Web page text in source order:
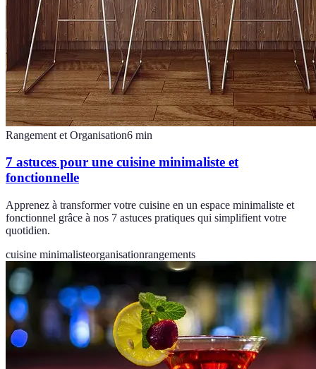
Rangement et Organisation6 min
7 astuces pour une cuisine minimaliste et
fonctionnelle
Apprenez à transformer votre cuisine en un espace minimaliste et
fonctionnel grâce à nos 7 astuces pratiques qui simplifient votre
quotidien.
cuisine minimalisteorganisationrangements